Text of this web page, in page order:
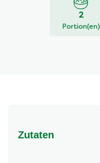
2
Portion(en)
Zutaten